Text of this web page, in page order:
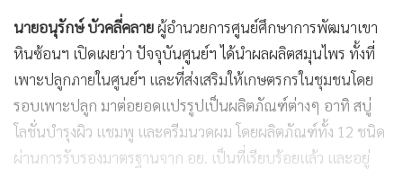
นายอนุรักษ์ บัวคลี่คลายผู้อำนวยการศูนย์ศึกษาการพัฒนาเขา
หินซ้อนฯ เปิดเผยว่า ปัจจุบันศูนย์ฯ ได้นำผลผลิตสมุนไพร ทั้งที่
เพาะปลูกภายในศูนย์ฯ และที่ส่งเสริมให้เกษตรกรในชุมชนโดย
รอบเพาะปลูก มาต่อยอดแปรรูปเป็นผลิตภัณฑ์ต่างๆ อาทิ สบู่
โลชั่นบำรุงผิว แชมพู และครีมนวดผม โดยผลิตภัณฑ์ทั้ง 12 ชนิด
ผ่านการรับรองมาตรฐานจาก อย. เป็นที่เรียบร้อยแล้ว และอยู่